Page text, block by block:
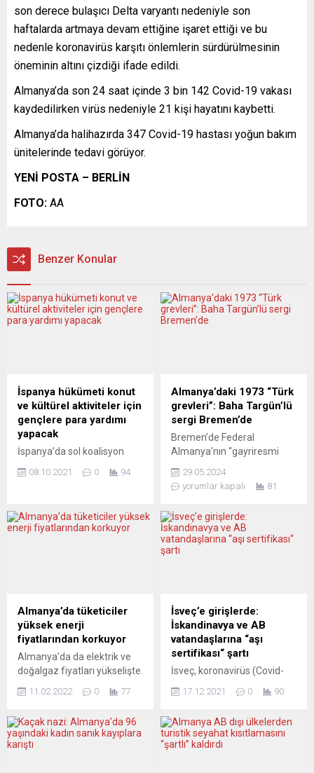
son derece bulaşıcı Delta varyantı nedeniyle son
haftalarda artmaya devam ettiğine işaret ettiği ve bu
nedenle koronavirüs karşıtı önlemlerin sürdürülmesinin
öneminin altını çizdiği ifade edildi.
Almanya’da son 24 saat içinde 3 bin 142 Covid-19 vakası
kaydedilirken virüs nedeniyle 21 kişi hayatını kaybetti.
Almanya’da halihazırda 347 Covid-19 hastası yoğun bakım
ünitelerinde tedavi görüyor.
YENİ POSTA – BERLİN
FOTO: AA
Benzer Konular
İspanya hükümeti konut
ve kültürel aktiviteler için
gençlere para yardımı
yapacak
İspanya’da sol koalisyon
bütçesi kapsamında konut
yapılacağını açıkladı.
İspanya Bakanlar Kurulunda
kararlar oldu. Hazırlanan
konut yasa tasarısı gereği,
18 ile 35 yaşları arasında
olup...
08.10.2021 0 94
Almanya’daki 1973 “Türk
grevleri”: Baha Targün’lü
sergi Bremen’de
Bremen’de Federal
Almanya’nın “gayriresmi
görüntüler yeni bir serginin
konusu oldu. Basında ve
biçimde “Türk grevleri”
olarak anılan 1973 yılındaki
art arda patlak veren
Vestfalya eyaletinde
320’den fazla işletmede
yapılmıştı. Grevler, 1955’ten
beri Federal Almanya’ya...
29.05.2024
yorumlar kapalı
81
Almanya’da tüketiciler
yüksek enerji
fiyatlarından korkuyor
Almanya’da da elektrik ve
doğalgaz fiyatları yükselişte.
araştırmasına göre
gelecekte yüksek enerji
fiyatlarının ekonomik yüke
11.02.2022 0 77
İsveç’e girişlerde:
İskandinavya ve AB
vatandaşlarına “aşı
sertifikası“ şartı
İsveç, koronavirüs (Covid-
nedeniyle 21 Aralık’tan
diğer İskandinavya ve
Avrupa Birliği (AB)
17.12.2021 0 90